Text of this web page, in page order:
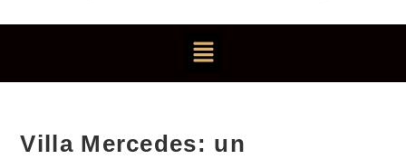
Villa Mercedes: un